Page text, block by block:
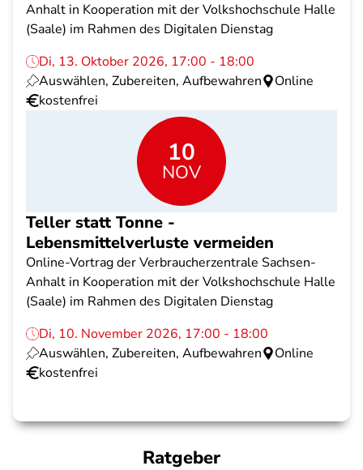
Anhalt in Kooperation mit der Volkshochschule Halle
(Saale) im Rahmen des Digitalen Dienstag
Di, 13. Oktober 2026, 17:00 - 18:00
Auswählen, Zubereiten, Aufbewahren
Online
kostenfrei
10
NOV
Teller statt Tonne -
Lebensmittelverluste vermeiden
Online-Vortrag der Verbraucherzentrale Sachsen-
Anhalt in Kooperation mit der Volkshochschule Halle
(Saale) im Rahmen des Digitalen Dienstag
Di, 10. November 2026, 17:00 - 18:00
Auswählen, Zubereiten, Aufbewahren
Online
kostenfrei
Ratgeber